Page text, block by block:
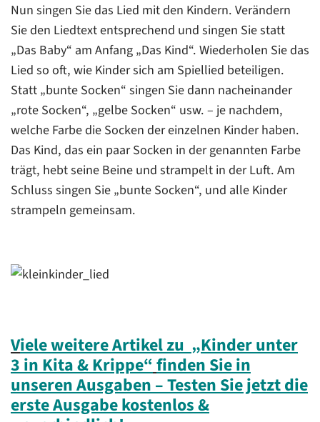
Nun singen Sie das Lied mit den Kindern. Verändern
Sie den Liedtext entsprechend und singen Sie statt
„Das Baby“ am Anfang „Das Kind“. Wiederholen Sie das
Lied so oft, wie Kinder sich am Spiellied beteiligen.
Statt „bunte Socken“ singen Sie dann nacheinander
„rote Socken“, „gelbe Socken“ usw. – je nachdem,
welche Farbe die Socken der einzelnen Kinder haben.
Das Kind, das ein paar Socken in der genannten Farbe
trägt, hebt seine Beine und strampelt in der Luft. Am
Schluss singen Sie „bunte Socken“, und alle Kinder
strampeln gemeinsam.
Viele weitere Artikel zu „Kinder unter
3 in Kita & Krippe“ finden Sie in
unseren Ausgaben – Testen Sie jetzt die
erste Ausgabe kostenlos &